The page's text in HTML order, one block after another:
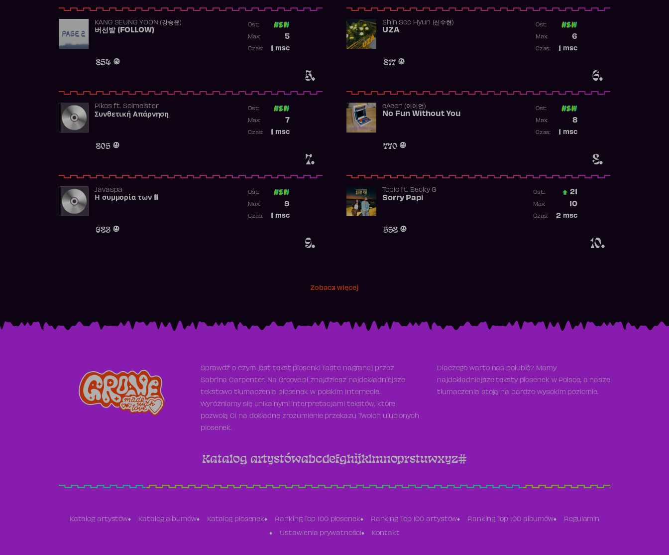
5.
KANG SEUNG YOON (강승윤)
버선발 (FOLLOW)
854
Ost:
5
Max:
msc
Czas:
6.
Shin Soo Hyun (신수현)
UZA
817
Ost:
6
Max:
msc
Czas:
7.
Pikosft. Solmeister
Συνθετική Απάρνηση
805
Ost:
7
Max:
msc
Czas:
8.
​eAeon (이이언)
No Fun Without You
770
Ost:
8
Max:
msc
Czas:
9.
Javaspa
Η συμμορία των 11
683
Ost:
9
Max:
msc
Czas:
10.
Topicft. Becky G
Sorry Papi
598
Ost.: 21
10
Max:
2 msc
Czas:
Zobacz więcej
Sprawdź o czym jest tekst piosenki Taste nagranej przez
Sabrina Carpenter. Na Groove.pl znajdziesz najdokładniejsze
tekstowo tłumaczenia piosenek w polskim Internecie.
Wyróżniamy się unikalnymi interpretacjami tekstów, które
pozwolą Ci na dokładne zrozumienie przekazu Twoich ulubionych
piosenek.
Dlaczego warto nas polubić? Mamy
najdokładniejsze teksty piosenek w Polsce, a nasze
tłumaczenia stoją na bardzo wysokim poziomie.
Katalog artystówabcdefghijklmnoprstuwxyz#
Katalog artystów Katalog albumów Katalog piosenek Ranking Top 100 piosenek Ranking Top 100 artystów Ranking Top 100 albumów Regulamin
Ustawienia prywatności Kontakt